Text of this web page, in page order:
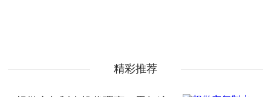
精彩推荐